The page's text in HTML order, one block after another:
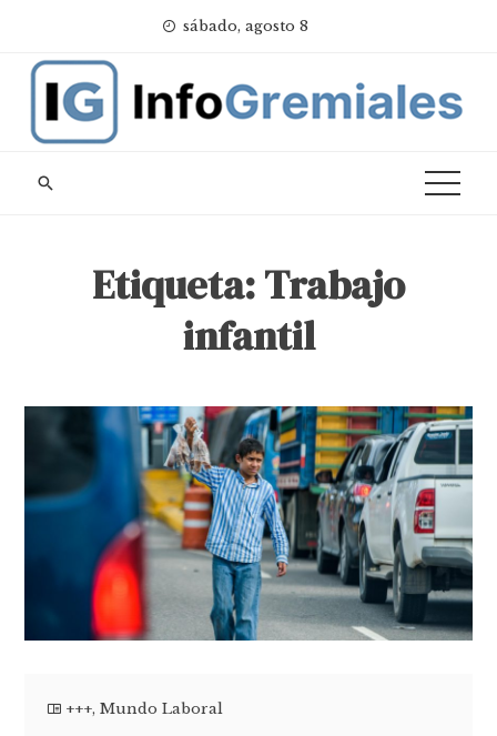
content
sábado, agosto 8
Etiqueta:Trabajo
infantil
+++,Mundo Laboral